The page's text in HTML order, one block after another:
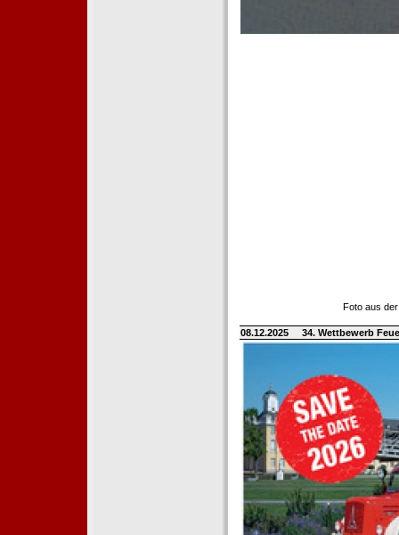
Foto aus
08.12.2025 34. Wettbewerb